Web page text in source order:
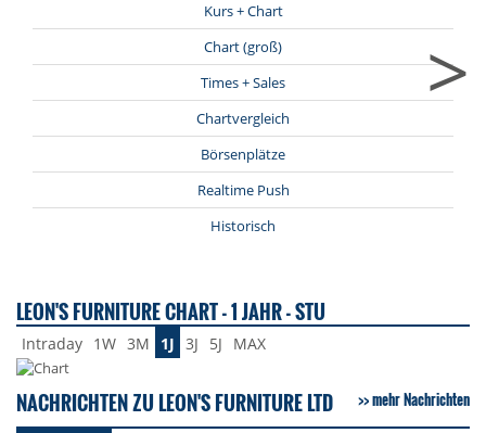
Kurs + Chart
Chart (groß)
Times + Sales
Chartvergleich
Börsenplätze
Realtime Push
Historisch
>
LEON'S FURNITURE CHART - 1 JAHR - STU
Intraday 1W 3M 1J 3J 5J MAX
NACHRICHTEN ZU LEON'S FURNITURE LTD mehr Nachrichten